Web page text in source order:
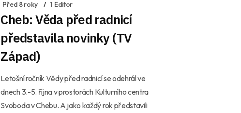
Před 8 roky 1 Editor
Cheb: Věda před radnicí
představila novinky (TV
Západ)
Letošní ročník Vědy před radnicí se odehrál ve
dnech 3.-5. října v prostorách Kulturního centra
Svoboda v Chebu. A jako každý rok představili